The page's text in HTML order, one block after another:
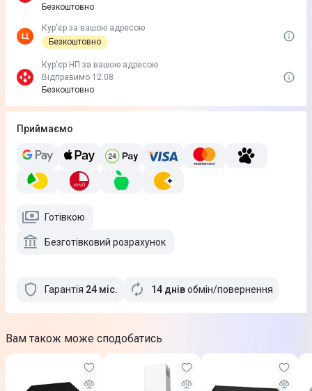
Безкоштовно
Кур'єр за вашою адресою
Безкоштовно
Кур'єр НП за вашою адресою
Відправимо 12.08
Безкоштовно
Приймаємо
Готівкою
Безготівковий розрахунок
Гарантія 24 міс. 14 днівобмін/повернення
Вам також може сподобатись